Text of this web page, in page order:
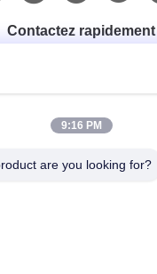
Contactez rapidement
9:16 PM
are you looking for?